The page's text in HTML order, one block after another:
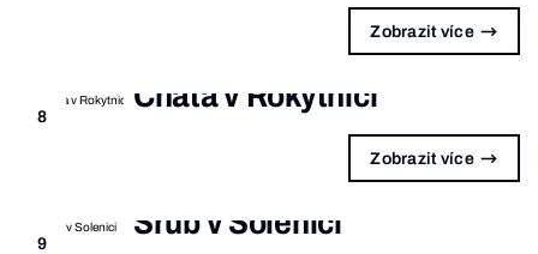
Zobrazit více
8
Chata v Rokytnici
Zobrazit více
9
Srub v Solenici